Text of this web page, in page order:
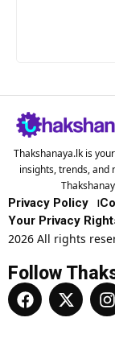
Thakshanaya.lk is
insights, trends, and
Privacy Policy
Your Privacy
2026 All rights
Follow